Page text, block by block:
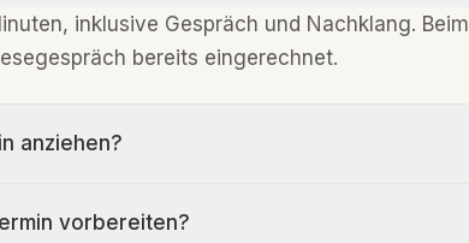
inklusive Gespräch und Nachklang. Beim
bereits eingerechnet.
anziehen?
vorbereiten?